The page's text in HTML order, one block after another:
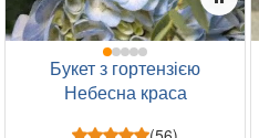
Букет з гортензією
Небесна краса